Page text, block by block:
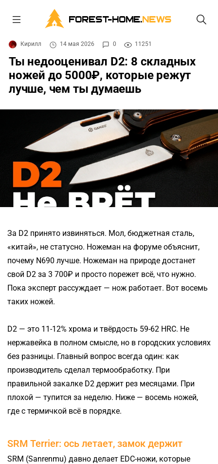
FOREST-HOME.NEWS
Кирилл 14 мая 2026 0 11251
Ты недооценивал D2: 8 складных
ножей до 5000₽, которые режут
лучше, чем ты думаешь
За D2 принято извиняться. Мол, бюджетная сталь,
«китай», не статусно. Ножеман на форуме объяснит,
почему N690 лучше. Ножеман на природе достанет
свой D2 за 3 700₽ и просто порежет всё, что нужно.
Пока эксперт рассуждает — нож работает. Вот восемь
таких ножей.
D2 — это 11-12% хрома и твёрдость 59-62 HRC. Не
нержавейка в полном смысле, но в городских условиях
без разницы. Главный вопрос всегда один: как
производитель сделал термообработку. При
правильной закалке D2 держит рез месяцами. При
плохой — тупится за неделю. Ниже — восемь ножей,
где с термичкой всё в порядке.
SRM Terrier: ось летает, замок держит
SRM (Sanrenmu) давно делает EDC-ножи, которые